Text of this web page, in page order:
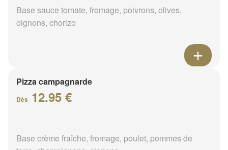
Base sauce tomate, fromage, poivrons, olives,
oignons, chorizo
Pizza campagnarde
Dès 12.95 €
Base crème fraîche, fromage, poulet, pommes de